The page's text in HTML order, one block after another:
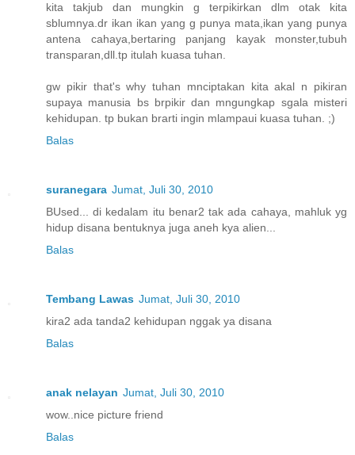
kita takjub dan mungkin g terpikirkan dlm otak kita
sblumnya.dr ikan ikan yang g punya mata,ikan yang punya
antena cahaya,bertaring panjang kayak monster,tubuh
transparan,dll.tp itulah kuasa tuhan.
gw pikir that's why tuhan mnciptakan kita akal n pikiran
supaya manusia bs brpikir dan mngungkap sgala misteri
kehidupan. tp bukan brarti ingin mlampaui kuasa tuhan. ;)
Balas
suranegara Jumat, Juli 30, 2010
BUsed... di kedalam itu benar2 tak ada cahaya, mahluk yg
hidup disana bentuknya juga aneh kya alien...
Balas
Tembang Lawas Jumat, Juli 30, 2010
kira2 ada tanda2 kehidupan nggak ya disana
Balas
anak nelayan Jumat, Juli 30, 2010
wow..nice picture friend
Balas